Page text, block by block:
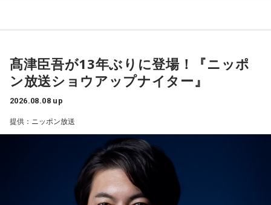
乾電池は「内に秘めたエネルギー」を暗示しています。あな
たは追い詰められると、理屈より先に、その時の衝動でとっ
さに動く本能タイプ。ある意味では、いちばん人間らしいか
もしれません。勢いが吉と出ることも多いですが、一呼吸置
いて考える癖もつけてみて。
4．懐中電灯……本性は「冷静な神様!?」
懐中電灯は「今後の見通し」を暗示しています。あなたは極
限の場面でもパニックにならず、状況を一歩引いて見極める
冷静沈着なタイプ。感情に飲まれず、俯瞰して考えられるタ
イプです。ただ、いつも冷静すぎると近寄りがたく見られる
シーズン、ヤクルトの監督を務め、前年最下位からの日本
一、球団初のリーグ連覇を成し遂げた。
選手としても指揮官としてもヤクルトが誇る球界のレジェン
ドといえる髙津が8月15日（土）に神宮球場で行われる「ヤ
クルト×DeNA」に『ニッポン放送ショウアップナイター』の
スペシャルゲスト解説として登場する。現役時代は『ニッポ
ン放送ショウアップナイター』の事前情報番組でレギュラー
出演コーナーを持つなど、ニッポン放送リスナーにはお馴染
髙津臣吾が13年ぶりに登場！『ニッポ
ン放送ショウアップナイター』
2026.08.08 up
提供：ニッポン放送